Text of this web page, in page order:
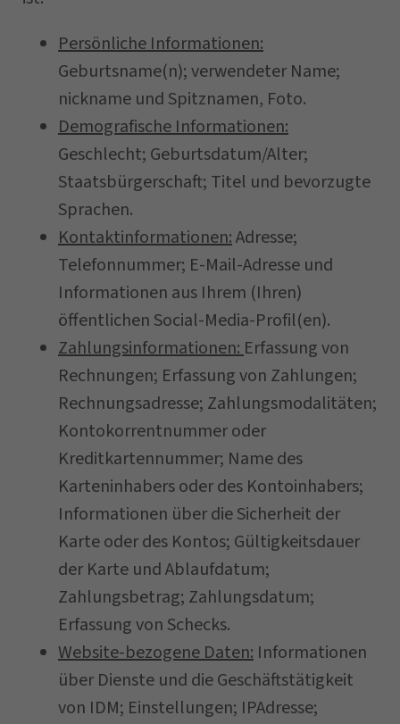
Persönliche Informationen:
Geburtsname(n); verwendeter Name;
nickname und Spitznamen, Foto.
Demografische Informationen:
Geschlecht; Geburtsdatum/Alter;
Staatsbürgerschaft; Titel und bevorzugte
Sprachen.
Kontaktinformationen:Adresse;
Telefonnummer; E-Mail-Adresse und
Informationen aus Ihrem (Ihren)
öffentlichen Social-Media-Profil(en).
Zahlungsinformationen:Erfassung von
Rechnungen; Erfassung von Zahlungen;
Rechnungsadresse; Zahlungsmodalitäten;
Kontokorrentnummer oder
Kreditkartennummer; Name des
Karteninhabers oder des Kontoinhabers;
Informationen über die Sicherheit der
Karte oder des Kontos; Gültigkeitsdauer
der Karte und Ablaufdatum;
Zahlungsbetrag; Zahlungsdatum;
Erfassung von Schecks.
Website-bezogene Daten: Informationen
über Dienste und die Geschäftstätigkeit
von IDM; Einstellungen; IPAdresse;